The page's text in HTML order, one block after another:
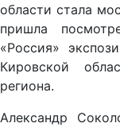
области стала
пришла
«Россия»
Кировской
региона.
Александр